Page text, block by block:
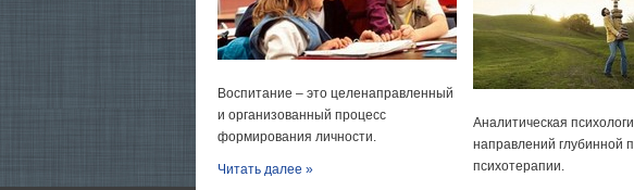
Воспитание – это целенаправленный
и организованный процесс
формирования личности.
Читать далее »
Аналитическая
направлений глубинной
психотерапии.